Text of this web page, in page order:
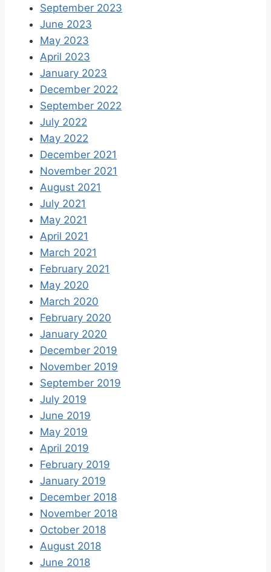
September 2023
June 2023
May 2023
April 2023
January 2023
December 2022
September 2022
July 2022
May 2022
December 2021
November 2021
August 2021
July 2021
May 2021
April 2021
March 2021
February 2021
May 2020
March 2020
February 2020
January 2020
December 2019
November 2019
September 2019
July 2019
June 2019
May 2019
April 2019
February 2019
January 2019
December 2018
November 2018
October 2018
August 2018
June 2018